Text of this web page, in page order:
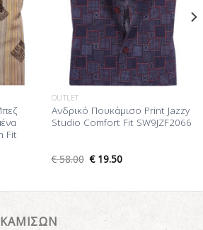
Fit
OUTLET
Ανδρικό Πουκάμισο Print Jazzy
Studio Comfort Fit SW9JZF2066
€58.00 €19.50